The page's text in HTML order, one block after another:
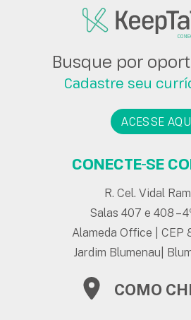
Busque por
Cadastre seu
ACESSE
CONECTE-SE
R. Cel. Vidal
Salas 407 e 408 –
Alameda Office | CEP
Jardim Blumenau|
COMO